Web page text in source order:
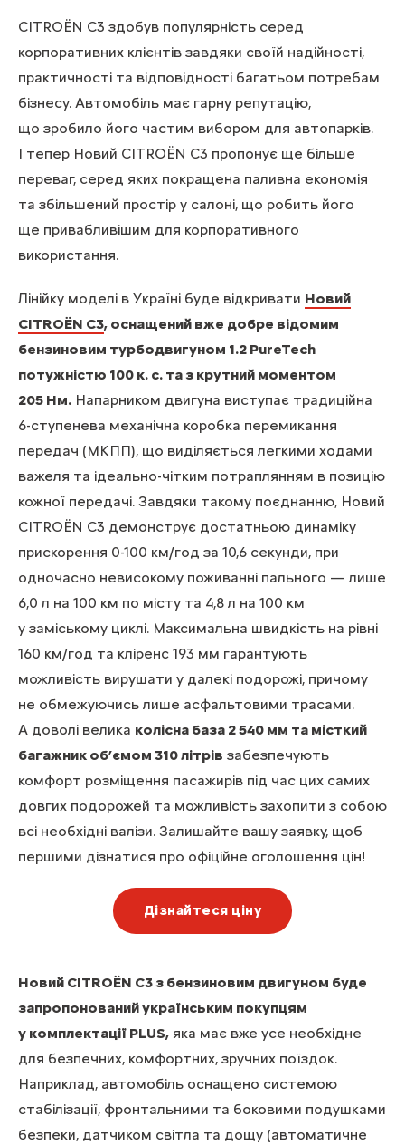
CITROЁN C3 здобув популярність серед
корпоративних клієнтів завдяки своїй надійності,
практичності та відповідності багатьом потребам
бізнесу. Автомобіль має гарну репутацію,
що зробило його частим вибором для автопарків.
І тепер Новий CITROЁN C3 пропонує ще більше
переваг, серед яких покращена паливна економія
та збільшений простір у салоні, що робить його
ще привабливішим для корпоративного
використання.
Лінійку моделі в Україні буде відкривати Новий
CITROЁN С3, оснащений вже добре відомим
бензиновим турбодвигуном 1.2 PureTech
потужністю 100 к. с. та з крутний моментом
205 Нм. Напарником двигуна виступає традиційна
6-ступенева механічна коробка перемикання
передач (МКПП), що виділяється легкими ходами
важеля та ідеально-чітким потраплянням в позицію
кожної передачі. Завдяки такому поєднанню, Новий
CITROЁN С3 демонструє достатньою динаміку
прискорення 0-100 км/год за 10,6 секунди, при
одночасно невисокому поживанні пального — лише
6,0 л на 100 км по місту та 4,8 л на 100 км
у заміському циклі. Максимальна швидкість на рівні
160 км/год та кліренс 193 мм гарантують
можливість вирушати у далекі подорожі, причому
не обмежуючись лише асфальтовими трасами.
А доволі велика колісна база 2 540 мм та місткий
багажник об’ємом 310 літрів забезпечують
комфорт розміщення пасажирів під час цих самих
довгих подорожей та можливість захопити з собою
всі необхідні валізи. Залишайте вашу заявку, щоб
першими дізнатися про офіційне оголошення цін!
Дізнайтеся ціну
Новий CITROЁN С3 з бензиновим двигуном буде
запропонований українським покупцям
у комплектації PLUS, яка має вже усе необхідне
для безпечних, комфортних, зручних поїздок.
Наприклад, автомобіль оснащено системою
стабілізації, фронтальними та боковими подушками
безпеки, датчиком світла та дощу (автоматичне